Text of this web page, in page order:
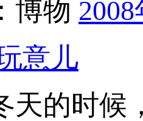
博物
意儿
天的时候